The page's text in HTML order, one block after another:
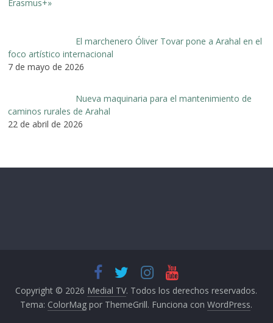
El marchenero Óliver Tovar pone a Arahal en el
foco artístico internacional
7 de mayo de 2026
Nueva maquinaria para el mantenimiento de
caminos rurales de Arahal
22 de abril de 2026
Copyright © 2026 Medial TV. Todos los derechos reservados.
Tema: ColorMag por ThemeGrill. Funciona conWordPress.